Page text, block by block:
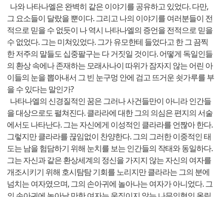
나와 나타나엘은 완벽히 같은 이야기를 공유하고 있었다. 다만,
그 요소들이 달랐을 뿐이다. 그리고 나의 이야기를 여러분들이 전
적으로 믿을 수 없듯이 나 역시 나타나엘의 증언을 전적으로 믿을
수 없었다. 그는 미쳐있었다. 그가 유모한테 들었다고 한 그 끔찍
한 저주의 말들도 십중팔구는 다 거짓일 것이다. 어떻게 독일인들
의 환상 속에나 존재하는 모래사나이 따위가 잠자지 않는 어린 아
이들의 눈을 뽑아내서 그 빈 눈구멍 안에 검고 뜨거운 쇳가루를 부
을 수 있다는 말인가?
나타나엘의 신경질적인 꿈은 그러나 사건들만이 아니라 인간들
을 대상으로도 펼쳐진다. 클라라에 대한 그의 의심은 편지의 서술
에서도 나타난다. 그는 자신에게 이성적인 클라라를 언짢아 한다.
그렇지만 클라라를 끊임없이 찬양한다. 그의 그러한 이중적인 태
도는 남을 험담하기 위해 눈치를 보는 인간들의 작태와 동일하다.
그는 자신과 같은 환상세계의 정신을 가지지 않는 자신의 여자를
개조시키기 위해 호시탐탐 기회를 노리지만 클라라는 그의 분에
넘치는 여자였으며, 그의 손아귀에 놀아나는 여자가 아니었다. 그